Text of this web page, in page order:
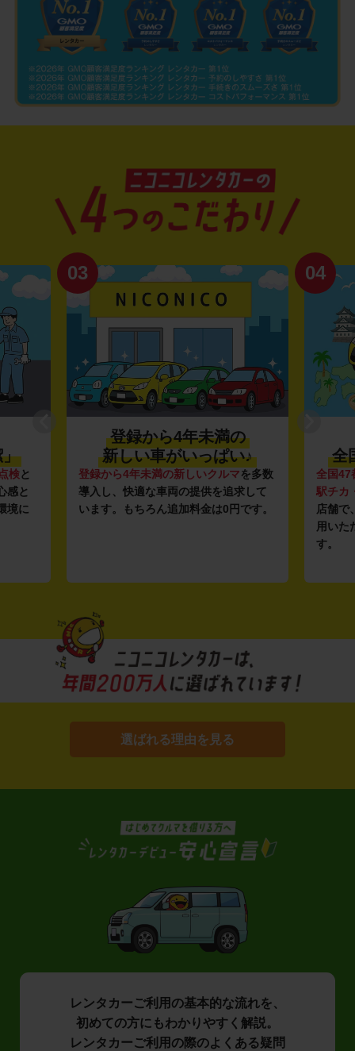
」
検と
感と
境に
03
登録から4年未満の
新しい車がいっぱい♪
登録から4年未満の新しいクルマを多数
導入し、快適な車両の提供を追求して
います。もちろん追加料金は0円です。
04
全
全国47
駅チカ
店舗で
用いた
す。
選ばれる理由を見る
レンタカーご利用の基本的な流れを、
初めての方にもわかりやすく解説。
レンタカーご利用の際のよくある疑問